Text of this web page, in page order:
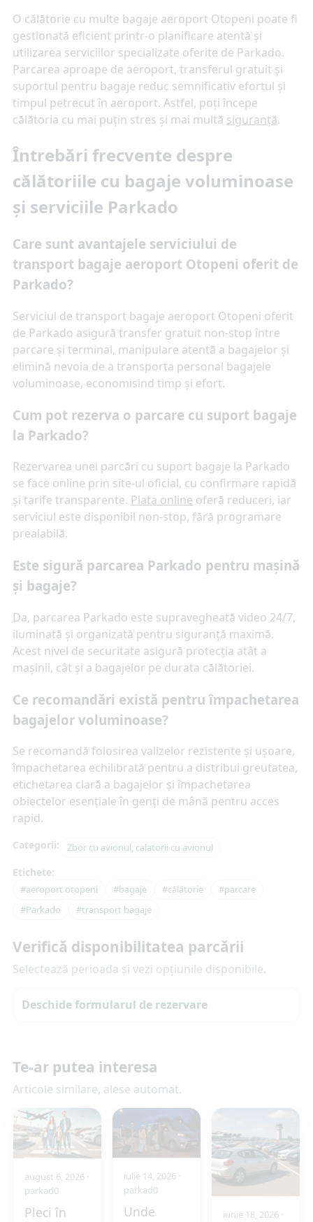
O călătorie cu multe bagaje aeroport Otopeni poate fi
gestionată eficient printr-o planificare atentă și
utilizarea serviciilor specializate oferite de Parkado.
Parcarea aproape de aeroport, transferul gratuit și
suportul pentru bagaje reduc semnificativ efortul și
timpul petrecut în aeroport. Astfel, poți începe
călătoria cu mai puțin stres și mai multă siguranță.
Întrebări frecvente despre
călătoriile cu bagaje voluminoase
și serviciile Parkado
Care sunt avantajele serviciului de
transport bagaje aeroport Otopeni oferit de
Parkado?
Serviciul de transport bagaje aeroport Otopeni oferit
de Parkado asigură transfer gratuit non-stop între
parcare și terminal, manipulare atentă a bagajelor și
elimină nevoia de a transporta personal bagajele
voluminoase, economisind timp și efort.
Cum pot rezerva o parcare cu suport bagaje
la Parkado?
Rezervarea unei parcări cu suport bagaje la Parkado
se face online prin site-ul oficial, cu confirmare rapidă
și tarife transparente. Plata online oferă reduceri, iar
serviciul este disponibil non-stop, fără programare
prealabilă.
Este sigură parcarea Parkado pentru mașină
și bagaje?
Da, parcarea Parkado este supravegheată video 24/7,
iluminată și organizată pentru siguranță maximă.
Acest nivel de securitate asigură protecția atât a
mașinii, cât și a bagajelor pe durata călătoriei.
Ce recomandări există pentru împachetarea
bagajelor voluminoase?
Se recomandă folosirea valizelor rezistente și ușoare,
împachetarea echilibrată pentru a distribui greutatea,
etichetarea clară a bagajelor și împachetarea
obiectelor esențiale în genți de mână pentru acces
rapid.
Categorii: Zbor cu avionul, calatorii cu avionul
Etichete:
#aeroport otopeni #bagaje #călătorie
#parcare
#Parkado
#transport bagaje
Verifică disponibilitatea parcării
Selectează perioada și vezi opțiunile disponibile.
Deschide formularul de rezervare
Te-ar putea interesa
Articole similare, alese automat.
august 6, 2026 ·
parkad0
Pleci în
iulie 14, 2026 ·
parkad0
Unde iunie 18, 2026 ·